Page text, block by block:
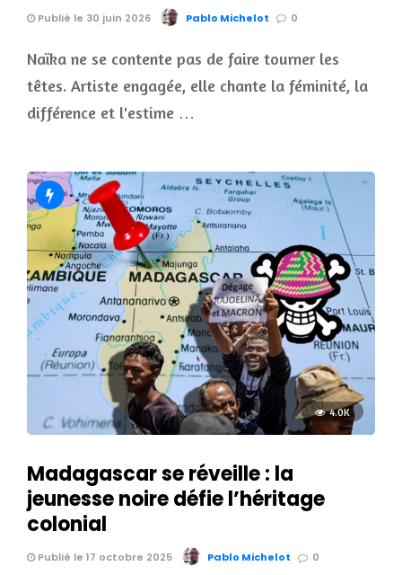
Publié le 30 juin 2026 Pablo Michelot 0
Naïka ne se contente pas de faire tourner les
têtes. Artiste engagée, elle chante la féminité, la
différence et l'estime …
4.0K
Madagascar se réveille : la
jeunesse noire défie l’héritage
colonial
Publié le 17 octobre 2025 Pablo Michelot 0